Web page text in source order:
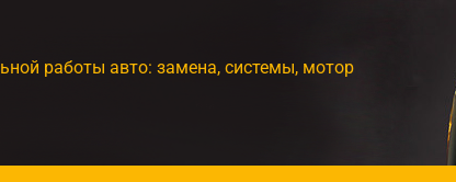
работы авто: замена, системы, мотор